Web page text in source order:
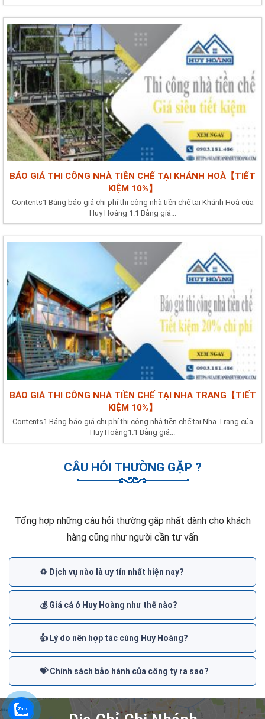
BÁO GIÁ THI CÔNG NHÀ TIỀN CHẾ TẠI KHÁNH HOÀ【TIẾT
KIỆM 10%】
Contents1 Bảng báo giá chi phí thi công nhà tiền chế tại Khánh Hoà của
Huy Hoàng 1.1 Bảng giá...
BÁO GIÁ THI CÔNG NHÀ TIỀN CHẾ TẠI NHA TRANG【TIẾT
KIỆM 10%】
Contents1 Bảng báo giá chi phí thi công nhà tiền chế tại Nha Trang của
Huy Hoàng1.1 Bảng giá...
CÂU HỎI THƯỜNG GẶP ?
Tổng hợp những câu hỏi thường gặp nhất dành cho khách
hàng cũng như người cần tư vấn
♻️ Dịch vụ nào là uy tín nhất hiện nay?
💰 Giá cả ở Huy Hoàng như thế nào?
👍 Lý do nên hợp tác cùng Huy Hoàng?
💝 Chính sách bảo hành của công ty ra sao?